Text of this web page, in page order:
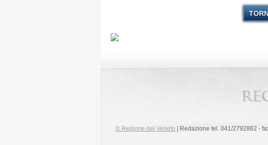
© Regione del Veneto | Redazione tel. 041/2792862 -